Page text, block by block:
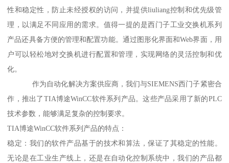
性和稳定性，防止未经授权的访问，并提供liuliang控制和优先级管
理，以满足不同应用的需求。值得一提的是西门子工业交换机系列
产品还具备方便的管理和配置功能。通过图形化界面和Web界面，用
户可以轻松地对交换机进行配置和管理，实现网络的灵活控制和优
化。
作为自动化解决方案供应商，我们与SIEMENS西门子紧密合
作，推出了TIA博途WinCC软件系列产品。这些产品采用了新的PLC
技术参数，能够满足复杂的控制要求。
TIA博途WinCC软件系列产品的特点：
稳定：我们的软件产品基于的技术和算法，保证了其稳定的性能。
无论是在工业生产线上，还是在自动化控制系统中，我们的产品都